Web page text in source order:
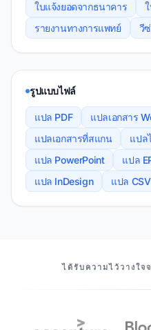
ใบแจ้งยอดจากธนาคาร
รายงานทางการแพทย์
วี
รูปแบบไฟล์
แปล PDF แปลเอกสาร
แปลเอกสารที่สแกน
แปล
แปล PowerPoint
แปล
แปล InDesign
แปล CSV
พันธมิตรของเราได้รับความไว้วางใ